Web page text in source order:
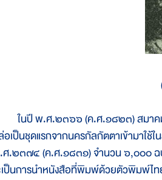
ในปี พ.ศ.๒๓๖๖ (ค.ศ.๑๘๒๓) สมาคมมิ
อเป็นชุดแรกจากนครกัลกัตตาเข้ามาใ
.๒๓๗๔ (ค.ศ.๑๘๓๑) จำนวน ๖,๐๐๐ ฉบั
เป็นการนำหนังสือที่พิมพ์ด้วยตัวพิมพ์ไท